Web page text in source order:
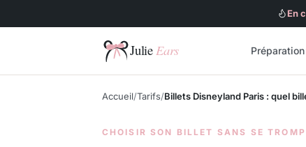
En
Julie Ears
Préparation
Accueil Tarifs Billets Disneyland Paris : quel
CHOISIR SON BILLET SANS SE